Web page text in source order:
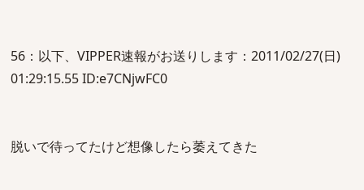
56：以下、VIPPER速報がお送りします：2011/02/27(日)
01:29:15.55 ID:e7CNjwFC0
脱いで待ってたけど想像したら萎えてきた